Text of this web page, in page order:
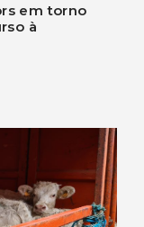
em torno
à